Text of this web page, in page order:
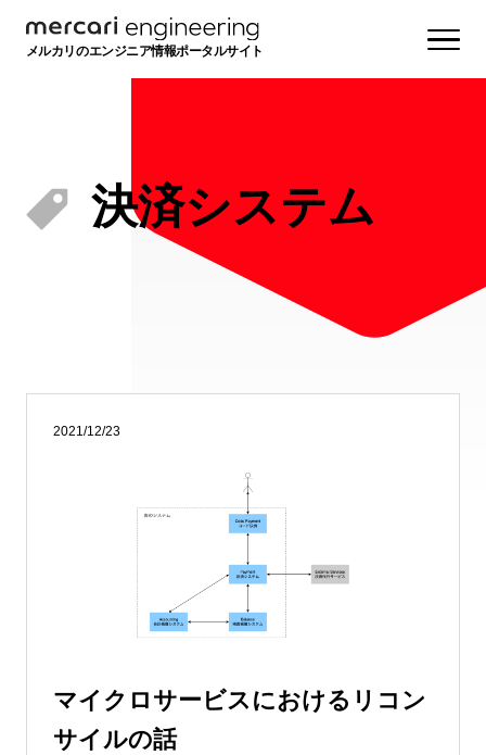
メルカリのエンジニア情報ポータルサイト
決済システム
2021/12/23
マイクロサービスにおけるリコン
サイルの話